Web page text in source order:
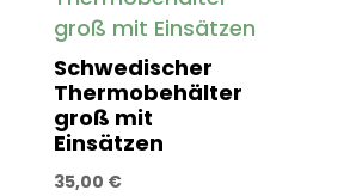
Schwedischer
Thermobehälter
groß mit
Einsätzen
35,00 €